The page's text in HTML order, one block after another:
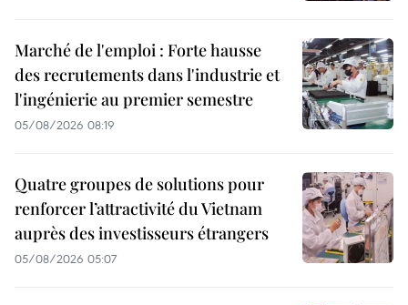
Marché de l'emploi : Forte hausse
des recrutements dans l'industrie et
l'ingénierie au premier semestre
05/08/2026 08:19
Quatre groupes de solutions pour
renforcer l’attractivité du Vietnam
auprès des investisseurs étrangers
05/08/2026 05:07